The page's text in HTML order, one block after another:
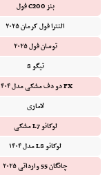
بنز C200 فول
النترا فول کرمان ۲۰۲۵
توسان فول ۲۰۲۵
تیگو 8
FX دو دف مشکی مدل ۱۴۰۴
لاماری
لوکانو L7 مشکی
لوکانو L8 مدل ۱۴۰۴
چانگان 55 وارداتی ۲۰۲۵